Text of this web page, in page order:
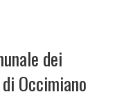
dei
Occimiano